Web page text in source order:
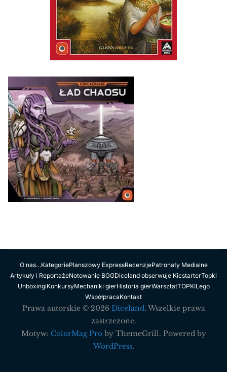
O nas…KategoriePlanszowy ExpressRecenzjePatronaty Medialne
Artykuły i ReportażeNotowanie BGGDiceland obserwuje KicstarterTopki
UnboxingiKonkursyMechaniki gierHistoria gierWarsztatTOPKILego
WspółpracaKontakt
Prawa autorskie © 2026 Diceland. Wszelkie prawa
zastrzeżone.
Motyw: ColorMag Proby ThemeGrill. Powered by
WordPress.